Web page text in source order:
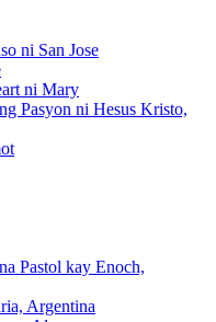
ni San Jose
ni Mary
Pasyon ni Hesus Kristo,
Pastol kay Enoch,
Argentina